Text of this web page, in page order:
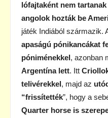
lófajtaként nem
angolok hozták be
játék Indiából származik.
apaságú pónikancákat
póniménekkel, azonban
Argentína lett. Itt
telivérekkel, majd az
“frissítették”, hogy a
Quarter horse is